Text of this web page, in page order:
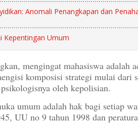
Anomali Penangkapan dan
Kepentingan Umum
mengingat mahasiswa adalah
komposisi strategi mulai dari
oleh kepolisian.
umum adalah hak bagi setiap
UU no 9 tahun 1998 dan